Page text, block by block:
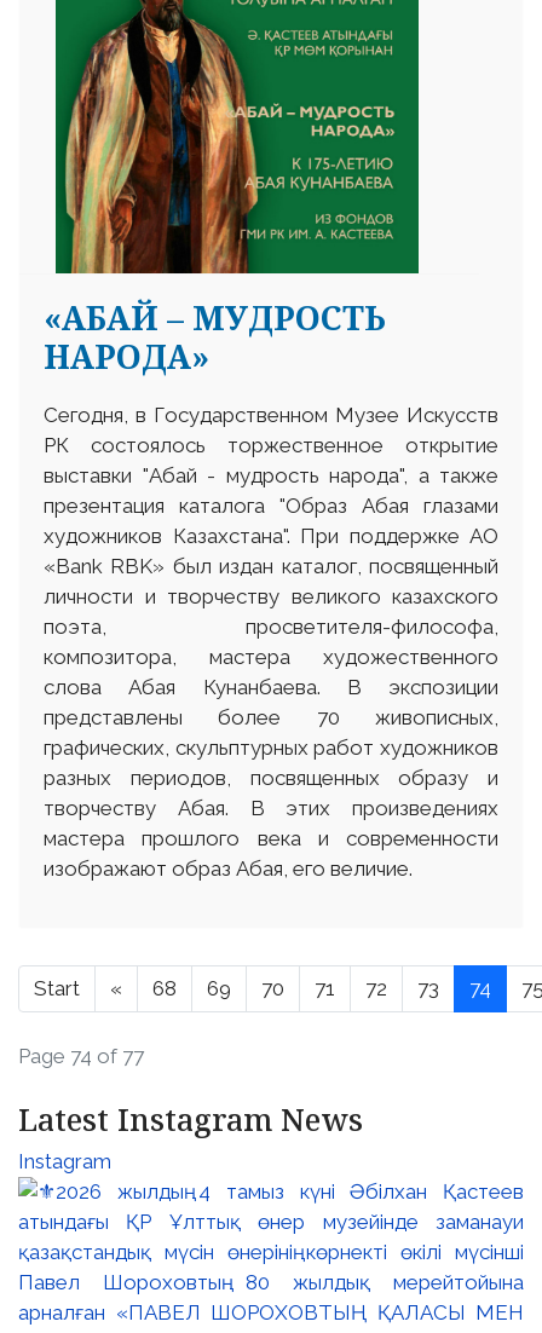
«АБАЙ – МУДРОСТЬ
НАРОДА»
Сегодня, в Государственном Музее Искусств
РК состоялось торжественное открытие
выставки "Абай - мудрость народа", а также
презентация каталога "Образ Абая глазами
художников Казахстана". При поддержке АО
«Bank RBK» был издан каталог, посвященный
личности и творчеству великого казахского
поэта, просветителя-философа,
композитора, мастера художественного
слова Абая Кунанбаева. В экспозиции
представлены более 70 живописных,
графических, скульптурных работ художников
разных периодов, посвященных образу и
творчеству Абая. В этих произведениях
мастера прошлого века и современности
изображают образ Абая, его величие.
Start « 68 69 70 71 72 73 74
Page 74 of 77
Latest Instagram News
Instagram